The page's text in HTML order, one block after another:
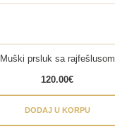
Muški prsluk sa rajfešlusom
120.00€
DODAJ U KORPU